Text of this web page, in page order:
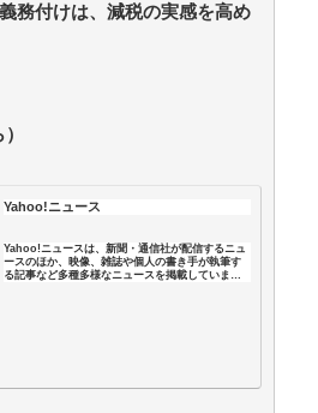
・プロデュース『ドキュメンタ
作が決定 / 5chまとめMAP(総
員月給3.51％増へ 人事院の勧告
総合) NEW!
判への性接待疑惑…韓国サッカ
切発生していない」 / 5chまと
ナ NEW! (8/8 14:57)
務付けは、減税の実感を高め
Yahoo!ニュース
Yahoo!ニュースは、新聞・通信社が配信するニュ
ースのほか、映像、雑誌や個人の書き手が執筆す
る記事など多種多様なニュースを掲載していま